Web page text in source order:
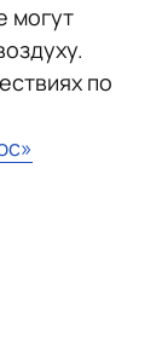
могут
по